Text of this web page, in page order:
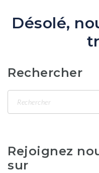
Désolé,
Rechercher
Rejoignez
sur